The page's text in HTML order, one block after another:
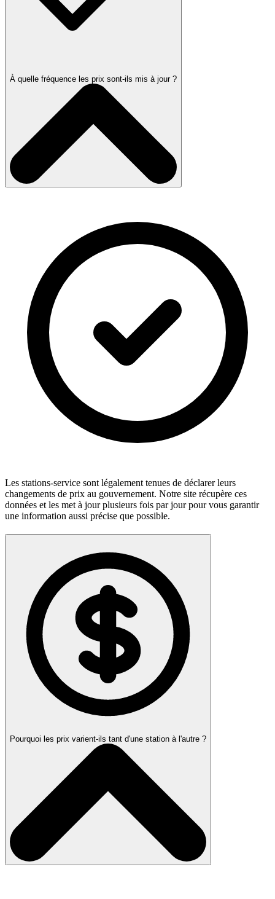
À quelle fréquence les prix sont-ils mis à jour ?
Les stations-service sont légalement tenues de déclarer leurs
changements de prix au gouvernement. Notre site récupère ces
données et les met à jour plusieurs fois par jour pour vous garantir
une information aussi précise que possible.
Pourquoi les prix varient-ils tant d'une station à l'autre ?